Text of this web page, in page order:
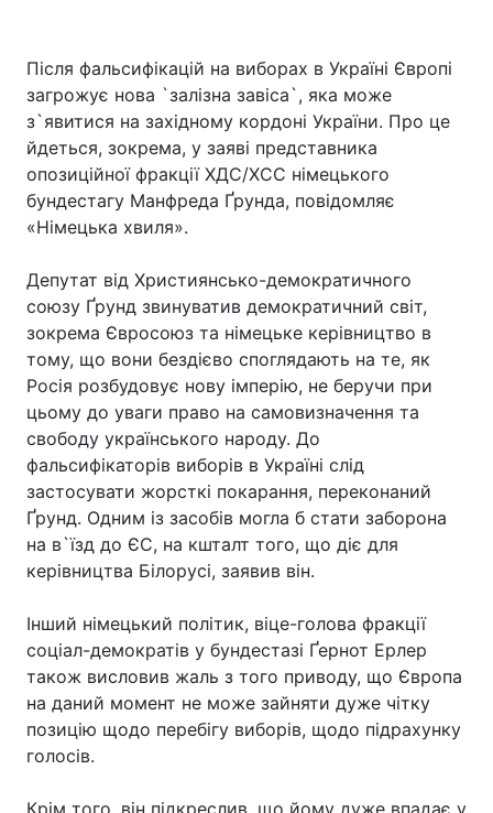
Головна Війна
Україна Політика
Економіка Світ
Техно і зв'язок Лайт
Зброя Інциденти
Здоров'я Туризм
Після фальсифікацій на виборах в Україні Європі
загрожує нова `залізна завіса`, яка може
з`явитися на західному кордоні України. Про це
йдеться, зокрема, у заяві представника
опозиційної фракції ХДС/ХСС німецького
бундестагу Манфреда Ґрунда, повідомляє
«Німецька хвиля».
Депутат від Християнсько-демократичного
союзу Ґрунд звинуватив демократичний світ,
зокрема Євросоюз та німецьке керівництво в
тому, що вони бездієво споглядають на те, як
Росія розбудовує нову імперію, не беручи при
цьому до уваги право на самовизначення та
свободу українського народу. До
фальсифікаторів виборів в Україні слід
застосувати жорсткі покарання, переконаний
Ґрунд. Одним із засобів могла б стати заборона
на в`їзд до ЄС, на кшталт того, що діє для
керівництва Білорусі, заявив він.
Інший німецький політик, віце-голова фракції
соціал-демократів у бундестазі Ґернот Ерлер
також висловив жаль з того приводу, що Європа
на даний момент не може зайняти дуже чітку
позицію щодо перебігу виборів, щодо підрахунку
голосів.
Крім того, він підкреслив, що йому дуже впадає у